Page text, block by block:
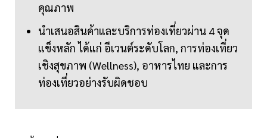
คุณภาพ
นำเสนอสินค้าและบริการท่องเที่ยวผ่าน 4 จุด
แข็งหลัก ได้แก่ อีเวนต์ระดับโลก, การท่องเที่ยว
เชิงสุขภาพ (Wellness), อาหารไทย และการ
ท่องเที่ยวอย่างรับผิดชอบ